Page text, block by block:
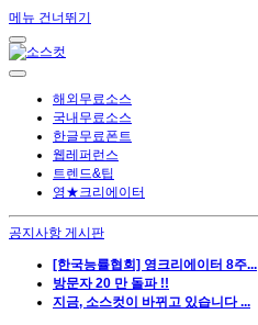
메뉴 건너뛰기
해외무료소스
국내무료소스
한글무료폰트
웹레퍼런스
트렌드&팁
영★크리에이터
공지사항 게시판
[한국능률협회] 영크리에이터 8주...
방문자 20 만 돌파 !!
지금, 소스컷이 바뀌고 있습니다 ...